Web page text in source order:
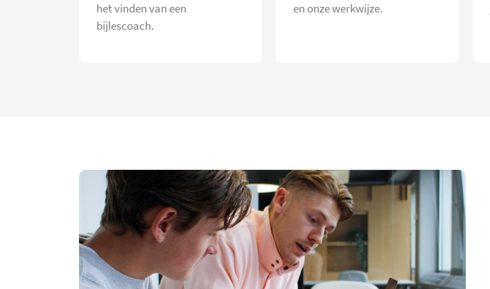
het vinden van een
bijlescoach.
en onze werkwijze.